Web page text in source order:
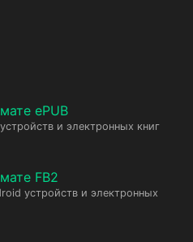
ePUB
и электронных книг
FB2
устройств и электронных